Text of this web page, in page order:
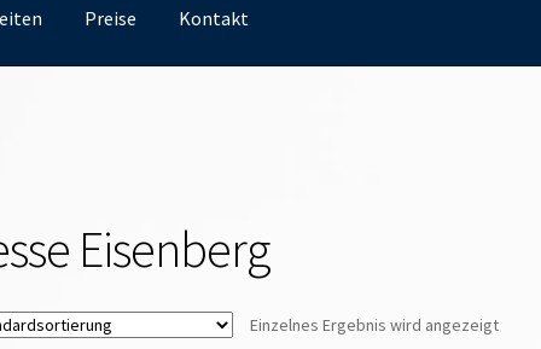
Preise Kontakt
Eisenberg
Einzelnes Ergebnis wird angezeigt